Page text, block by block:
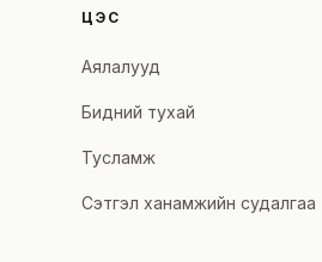
ЦЭС
Аялалууд
Бидний тухай
Тусламж
Сэтгэл ханамжийн судалгаа